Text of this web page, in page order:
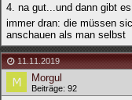
4. na gut...und dann gibt
immer dran: die müssen
anschauen als man selbst
11.11.2019
Morgul
Beiträge: 92